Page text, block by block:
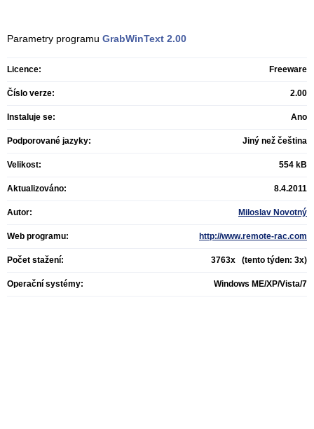
Parametry programu GrabWinText 2.00
Licence: Freeware
Číslo verze: 2.00
Instaluje se: Ano
Podporované jazyky: Jiný než čeština
Velikost: 554 kB
Aktualizováno: 8.4.2011
Autor: Miloslav Novotný
Web programu: http://www.remote-rac.com
Počet stažení: 3763x (tento týden: 3x)
Operační systémy: Windows ME/XP/Vista/7